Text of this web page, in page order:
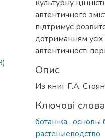
культурну
автентичного
підтримує
дотриманням усіх
автентичності
Опис
Из книг Г.А.
Ключові слова
ботаніка , основы
растениеводство